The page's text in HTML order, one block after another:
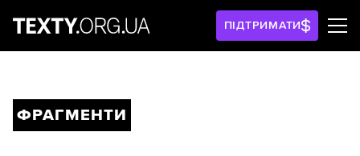
ПІДТРИМАТИ
ФРАГМЕНТИ